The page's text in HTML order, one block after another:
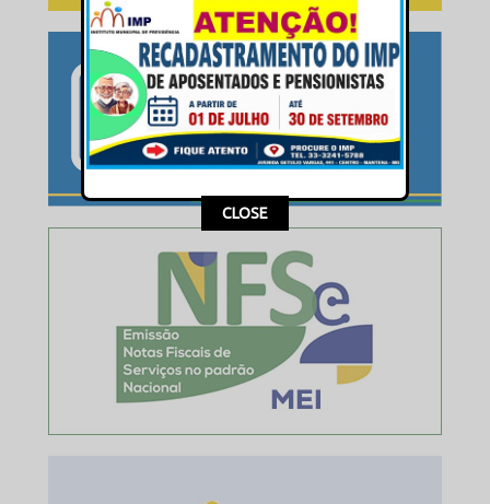
This popup will close in:15
CLOSE